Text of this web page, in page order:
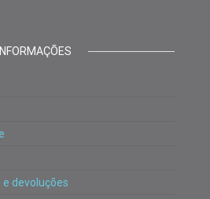
INFORMAÇÕES
devoluções